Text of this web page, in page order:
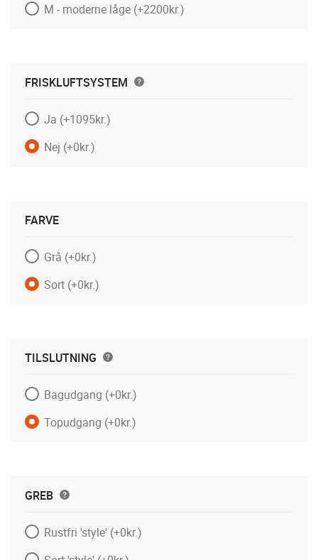
M - moderne låge (+2200kr.)
FRISKLUFTSYSTEM
Ja (+1095kr.)
Nej (+0kr.)
FARVE
Grå (+0kr.)
Sort (+0kr.)
TILSLUTNING
Bagudgang (+0kr.)
Topudgang (+0kr.)
GREB
Rustfri 'style' (+0kr.)